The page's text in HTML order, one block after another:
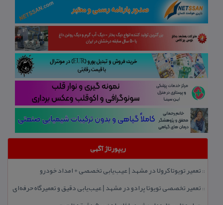
ریپورتاژ آگهی
:: تعمیر تویوتا كرولا در مشهد | عیب‌یابی تخصصی + امداد خودرو
:: تعمیر تخصصی تویوتا پرادو در مشهد | عیب‌یابی دقیق و تعمیرگاه حرفه‌ای